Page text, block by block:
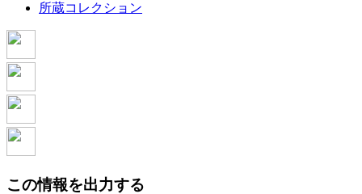
所蔵コレクション
この情報を出力する